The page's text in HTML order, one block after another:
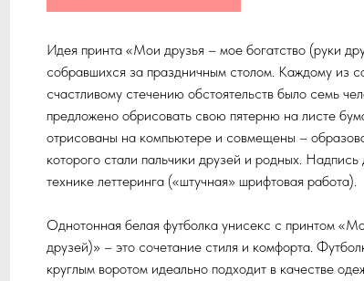
Идея принта «Мои друзья – мое богатство (руки
собравшихся за праздничным столом. Каждому из
счастливому стечению обстоятельств было семь
предложено обрисовать свою пятерню на листе
отрисованы на компьютере и совмещены –
которого стали пальчики друзей и родных.
технике леттеринга («штучная» шрифтовая работа).
Однотонная белая футболка унисекс с принтом
друзей)» – это сочетание стиля и комфорта.
круглым воротом идеально подходит в качестве